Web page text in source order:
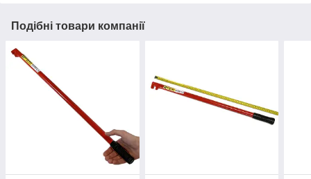
Подібні товари компанії